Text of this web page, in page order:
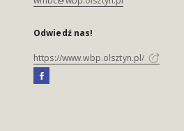
Odwiedź nas!
https://www.wbp.olsztyn.pl/